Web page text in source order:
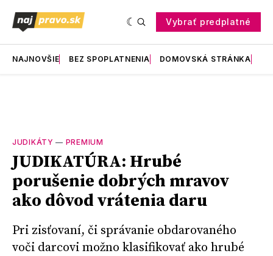
Vybrať predplatné
NAJNOVŠIE BEZ SPOPLATNENIA DOMOVSKÁ STRÁNKA
JUDIKÁTY — PREMIUM
JUDIKATÚRA: Hrubé
porušenie dobrých mravov
ako dôvod vrátenia daru
Pri zisťovaní, či správanie obdarovaného
voči darcovi možno klasifikovať ako hrubé